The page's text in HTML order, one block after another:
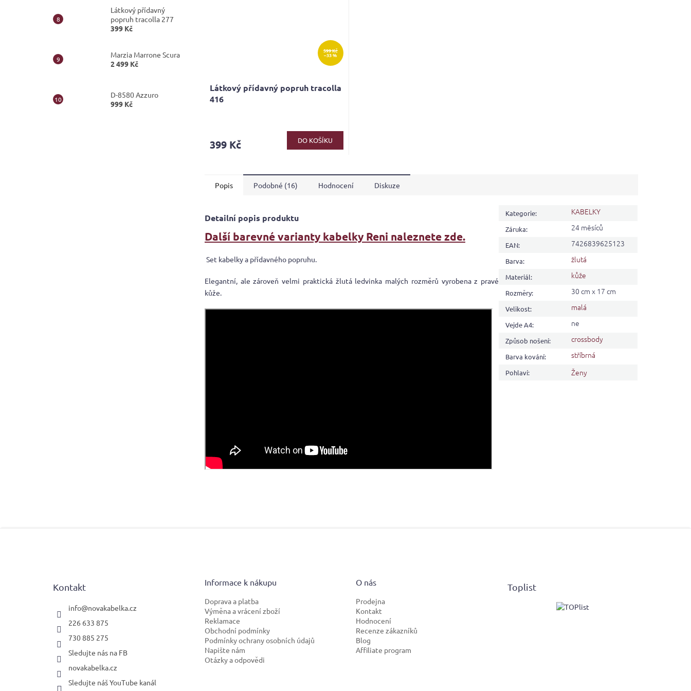
Látkový přídavný
popruh tracolla 277
399 Kč
Marzia Marrone Scura
2 499 Kč
D-8580 Azzuro
999 Kč
599 Kč
–33 %
Látkový přídavný popruh tracolla
416
je
hvězdiček.
399 Kč DO KOŠÍKU
Popis Podobné (16) Hodnocení Diskuze
Detailní popis produktu
Další barevné varianty kabelky Reni naleznete zde.
Set kabelky a přídavného popruhu.
Elegantní, ale zároveň velmi praktická žlutá ledvinka malých rozměrů vyrobena z pravé
kůže.
Kategorie: KABELKY
Záruka: 24 měsíců
EAN: 7426839625123
Barva: žlutá
Materiál: kůže
Rozměry: 30 cm x 17 cm
Velikost: malá
Vejde A4: ne
Způsob nošení: crossbody
Barva kování: stříbrná
Pohlaví: Ženy
Kontakt
info@novakabelka.cz
226 633 875
730 885 275
Sledujte nás na FB
novakabelka.cz
Sledujte náš YouTube kanál
Informace k nákupu
Doprava a platba
Výměna a vrácení zboží
Reklamace
Obchodní podmínky
Podmínky ochrany osobních údajů
Napište nám
Otázky a odpovědi
O nás
Prodejna
Kontakt
Hodnocení
Recenze zákazníků
Blog
Affiliate program
Toplist